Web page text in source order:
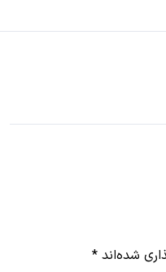
شده‌اند *